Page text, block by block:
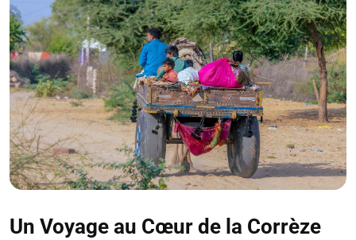
Un Voyage au Cœur de la Corrèze